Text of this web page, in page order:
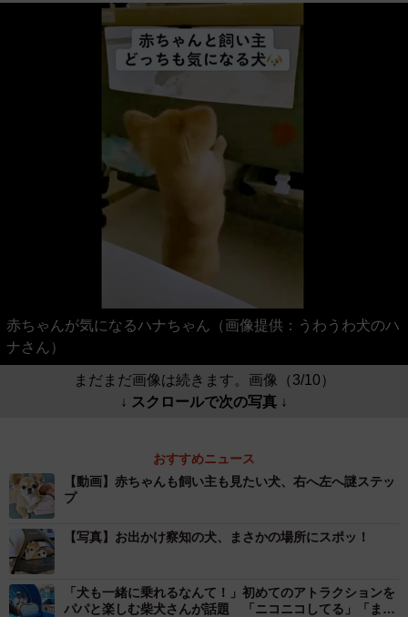
赤ちゃんが気になるハナちゃん（画像提供：うわうわ犬のハ
ナさん）
まだまだ画像は続きます。画像（3/10）
↓ スクロールで次の写真 ↓
おすすめニュース
【動画】赤ちゃんも飼い主も見たい犬、右へ左へ謎ステッ
プ
【写真】お出かけ察知の犬、まさかの場所にスポッ！
「犬も一緒に乗れるなんて！」初めてのアトラクションを
パパと楽しむ柴犬さんが話題 「ニコニコしてる」「まさ